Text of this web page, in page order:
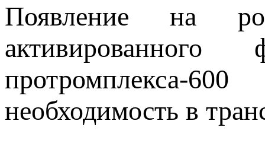
Появление на
протромплекса-
необходимость в